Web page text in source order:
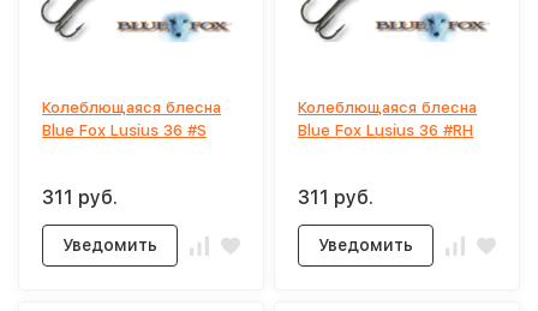
Колеблющаяся блесна
Blue Fox Lusius 36 #S
311 руб.
Уведомить
Колеблющаяся блесна
Blue Fox Lusius 36 #RH
311 руб.
Уведомить